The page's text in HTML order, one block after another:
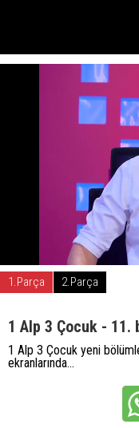
1.Parça 2.Parça
1 Alp 3 Çocuk -
1 Alp 3 Çocuk yeni
ekranlarında...